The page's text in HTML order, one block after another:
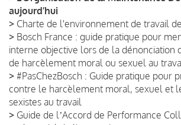
aujourd’hui
> Charte de l'environnement de travail
> Bosch France : guide pratique pour
interne objective lors de la dénonciation
de harcèlement moral ou sexuel au
> #PasChezBosch : Guide pratique pour
contre le harcèlement moral, sexuel et
sexistes au travail
> Guide de lʼAccord de Performance